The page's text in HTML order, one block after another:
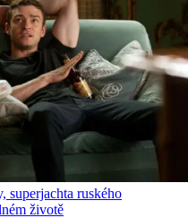
superjachta ruského
životě